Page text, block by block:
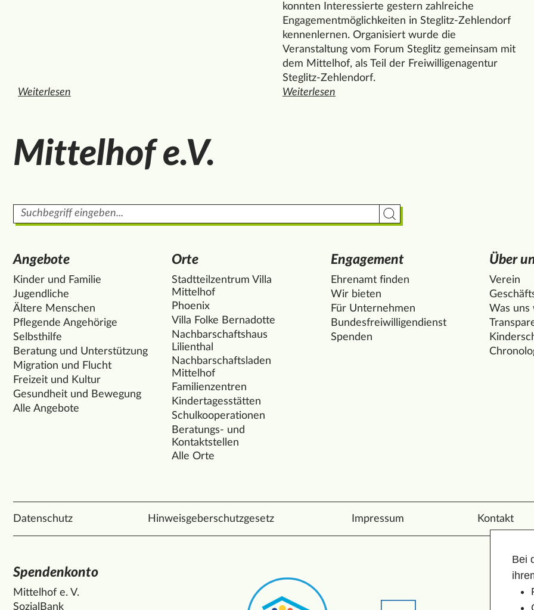
Weiterlesen
den ganzen Artikel "Persische Spuren an der Berliner Mauer
konnten Interessierte gestern zahlreiche
Engagementmöglichkeiten in Steglitz-Zehlendorf
kennenlernen. Organisiert wurde die
Veranstaltung vom Forum Steglitz gemeinsam mit
dem Mittelhof, als Teil der Freiwilligenagentur
Steglitz-Zehlendorf.
Weiterlesen
den ganzen Artikel "Ehrenamt entdecken beim
Mittelhof e.V.
Suchbegriff Suche starten
Angebote
Kinder und Familie
Jugendliche
Ältere Menschen
Pflegende Angehörige
Selbsthilfe
Beratung und Unterstützung
Migration und Flucht
Freizeit und Kultur
Gesundheit und Bewegung
Alle Angebote
Orte
Stadtteilzentrum Villa
Mittelhof
Phoenix
Villa Folke Bernadotte
Nachbarschaftshaus
Lilienthal
Nachbarschaftsladen
Mittelhof
Familienzentren
Kindertagesstätten
Schulkooperationen
Beratungs- und
Kontaktstellen
Alle Orte
Engagement
Ehrenamt finden
Wir bieten
Für Unternehmen
Bundesfreiwilligendienst
Spenden
Über
Verein
Was uns
Datenschutz Hinweisgeberschutzgesetz Impressum Kontakt
Spendenkonto
Mittelhof e. V.
SozialBank
Bei